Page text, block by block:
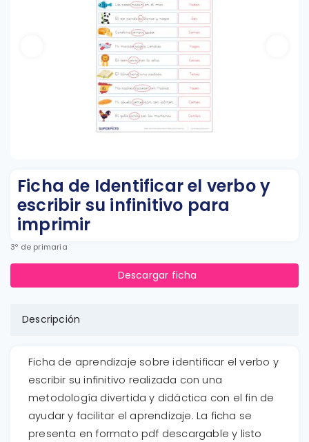
Ficha de Identificar el verbo y
escribir su infinitivo para
imprimir
3º de primaria
Descargar ficha
Descripción
Ficha de aprendizaje sobre identificar el verbo y
escribir su infinitivo realizada con una
metodología divertida y didáctica con el fin de
ayudar y facilitar el aprendizaje. La ficha se
presenta en formato pdf descargable y listo